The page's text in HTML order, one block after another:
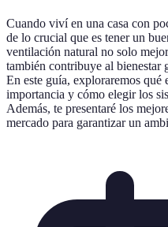
Cuando viví en una casa con
de lo crucial que es tener un
ventilación natural no solo
también contribuye al bienestar
En este guía, exploraremos qué
importancia y cómo elegir los
Además, te presentaré los
mercado para garantizar un